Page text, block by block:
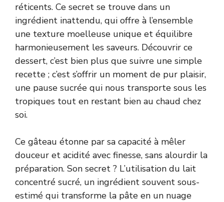
réticents. Ce secret se trouve dans un
ingrédient inattendu, qui offre à l’ensemble
une texture moelleuse unique et équilibre
harmonieusement les saveurs. Découvrir ce
dessert, c’est bien plus que suivre une simple
recette ; c’est s’offrir un moment de pur plaisir,
une pause sucrée qui nous transporte sous les
tropiques tout en restant bien au chaud chez
soi.
Ce gâteau étonne par sa capacité à mêler
douceur et acidité avec finesse, sans alourdir la
préparation. Son secret ? L’utilisation du lait
concentré sucré, un ingrédient souvent sous-
estimé qui transforme la pâte en un nuage